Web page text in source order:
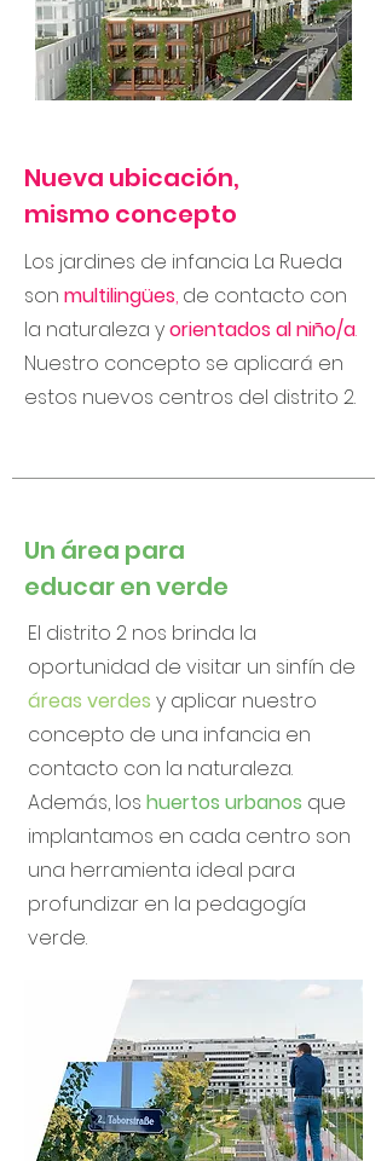
Nueva ubicación,
mismo concepto
Los jardines de infancia La Rueda
son multilingües, de contacto con
la naturaleza yorientados al niño/a.
Nuestro concepto se aplicará en
estos nuevos centros del distrito 2.
Un área para
educar en verde
El distrito 2 nos brinda la
oportunidad de visitar un sinfín de
áreas verdes y aplicar nuestro
concepto de una infancia en
contacto con la naturaleza.
Además, los huertos urbanos que
implantamos en cada centro son
una herramienta ideal para
profundizar en la pedagogía
verde.